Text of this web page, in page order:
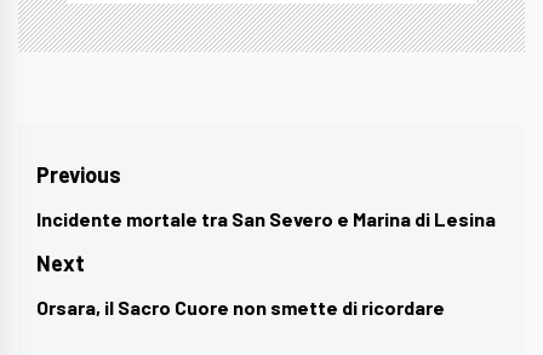
Navigazione
articoli
Previous
Previous
post:
Incidente mortale tra San Severo e Marina di Lesina
Next
Next
Orsara, il Sacro Cuore non smette di ricordare